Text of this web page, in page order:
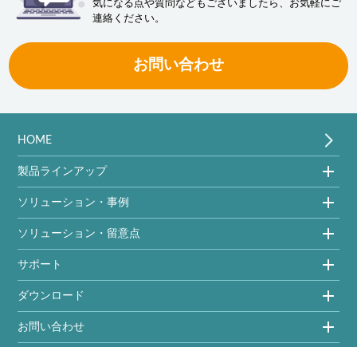
気になる点や質問などもございましたら、お気軽にご
連絡ください。
お問い合わせ
HOME
製品ラインアップ
ソリューション・事例
ソリューション・留意点
サポート
ダウンロード
お問い合わせ